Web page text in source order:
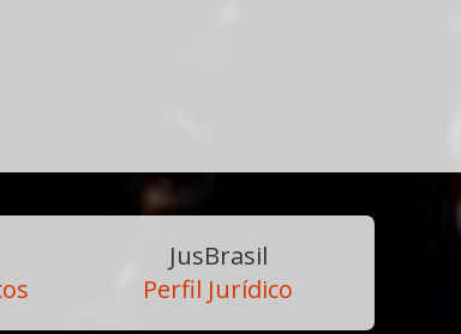
JusBrasil
Perfil Jurídico